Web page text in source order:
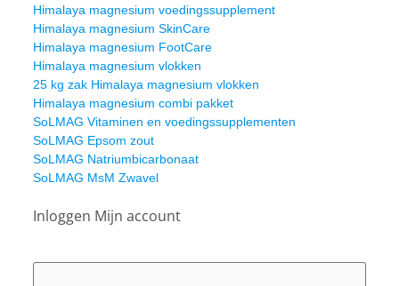
Himalaya magnesium voedingssupplement
Himalaya magnesium SkinCare
Himalaya magnesium FootCare
Himalaya magnesium vlokken
25 kg zak Himalaya magnesium vlokken
Himalaya magnesium combi pakket
SoLMAG Vitaminen en voedingssupplementen
SoLMAG Epsom zout
SoLMAG Natriumbicarbonaat
SoLMAG MsM Zwavel
Inloggen Mijn account